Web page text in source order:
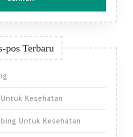
pos Terbaru
Kesehatan
Untuk Kesehatan